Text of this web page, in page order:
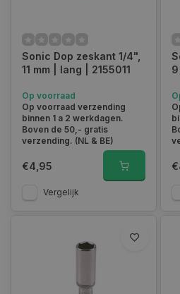
Sonic Dop zeskant 1/4",
11 mm | lang | 2155011
Op voorraad
Op voorraad verzending
binnen 1 a 2 werkdagen.
Boven de 50,- gratis
verzending. (NL & BE)
€4,95
Vergelijk